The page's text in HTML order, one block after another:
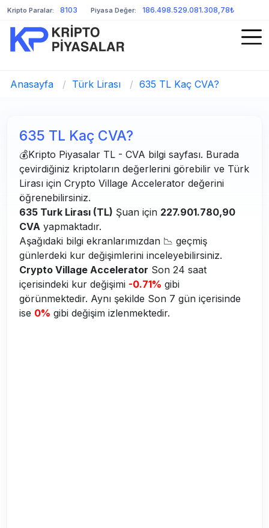
Kripto Paralar: 8103 Piyasa Değer: 186.498.529.081.308,78₺
Anasayfa / Türk Lirası / 635 TL Kaç CVA?
635 TL Kaç CVA?
💰Kripto Piyasalar TL - CVA bilgi sayfası. Burada
çevirdiğiniz kriptoların değerlerini görebilir ve Türk
Lirası için Crypto Village Accelerator değerini
öğrenebilirsiniz.
635 Turk Lirası (TL) Şuan için 227.901.780,90
CVA yapmaktadır.
Aşağıdaki bilgi ekranlarımızdan 📉 geçmiş
günlerdeki kur değişimlerini inceleyebilirsiniz.
Crypto Village Accelerator Son 24 saat
içerisindeki kur değişimi -0.71% gibi
görünmektedir. Aynı şekilde Son 7 gün içerisinde
ise 0% gibi değişim izlenmektedir.